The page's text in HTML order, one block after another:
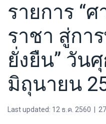
รายการ “
ราชา สู่กา
ยั่งยืน” วัน
มิถุนายน
Last updated: 12 ธ.ค. 2560